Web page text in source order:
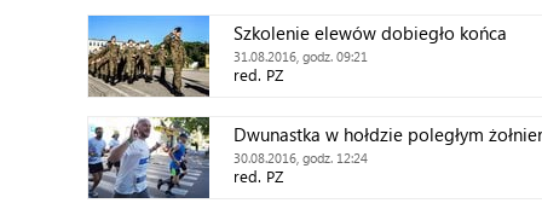
Szkolenie elewów dobiegło końca
31.08.2016, godz. 09:21
red. PZ
Dwunastka w hołdzie poległym
30.08.2016, godz. 12:24
red. PZ